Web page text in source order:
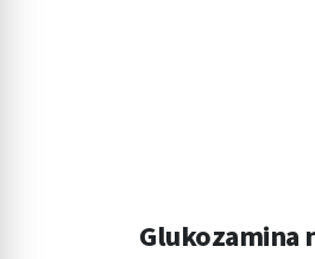
Glukozamina
Identyfikowanie urządzeń na